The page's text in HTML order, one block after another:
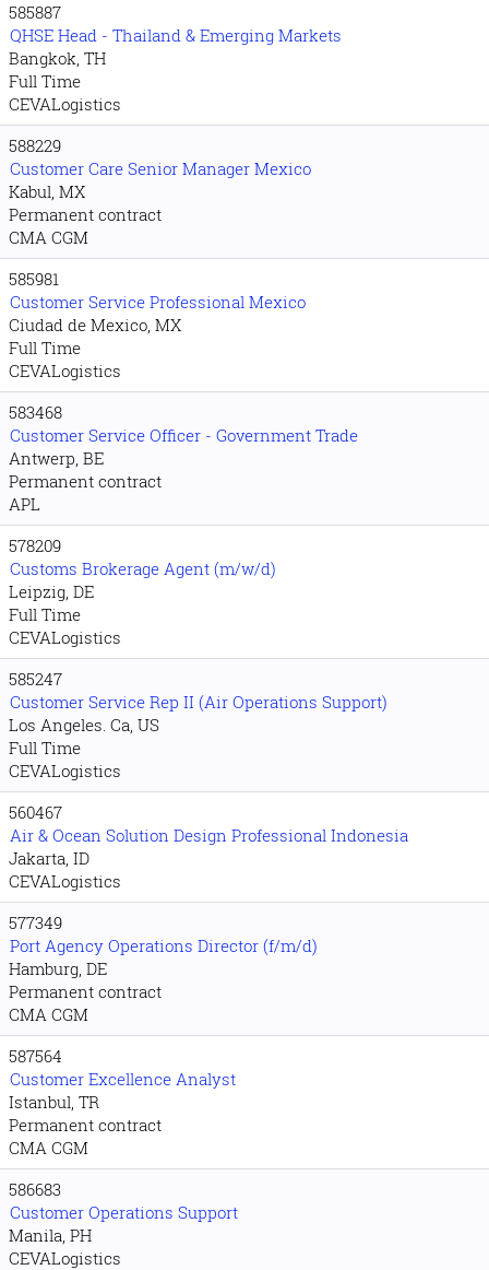
585887
QHSE Head - Thailand & Emerging Markets
Bangkok, TH
Full Time
CEVALogistics
588229
Customer Care Senior Manager Mexico
Kabul, MX
Permanent contract
CMA CGM
585981
Customer Service Professional Mexico
Ciudad de Mexico, MX
Full Time
CEVALogistics
583468
Customer Service Officer - Government Trade
Antwerp, BE
Permanent contract
APL
578209
Customs Brokerage Agent (m/w/d)
Leipzig, DE
Full Time
CEVALogistics
585247
Customer Service Rep II (Air Operations Support)
Los Angeles. Ca, US
Full Time
CEVALogistics
560467
Air & Ocean Solution Design Professional Indonesia
Jakarta, ID
CEVALogistics
577349
Port Agency Operations Director (f/m/d)
Hamburg, DE
Permanent contract
CMA CGM
587564
Customer Excellence Analyst
Istanbul, TR
Permanent contract
CMA CGM
586683
Customer Operations Support
Manila, PH
CEVALogistics